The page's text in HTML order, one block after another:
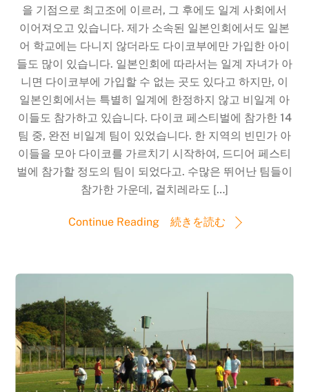
을 기점으로 최고조에 이르러, 그 후에도 일계 사회에서
이어져오고 있습니다. 제가 소속된 일본인회에서도 일본
어 학교에는 다니지 않더라도 다이코부에만 가입한 아이
들도 많이 있습니다. 일본인회에 따라서는 일계 자녀가 아
니면 다이코부에 가입할 수 없는 곳도 있다고 하지만, 이
일본인회에서는 특별히 일계에 한정하지 않고 비일계 아
이들도 참가하고 있습니다. 다이코 페스티벌에 참가한 14
팀 중, 완전 비일계 팀이 있었습니다. 한 지역의 빈민가 아
이들을 모아 다이코를 가르치기 시작하여, 드디어 페스티
벌에 참가할 정도의 팀이 되었다고. 수많은 뛰어난 팀들이
참가한 가운데, 겉치레라도 […]
Continue Reading 続きを読む